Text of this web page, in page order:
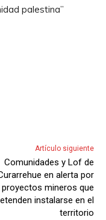
palestina”
Artículo siguiente
Comunidades y Lof de
en alerta por
proyectos mineros que
instalarse en el
territorio